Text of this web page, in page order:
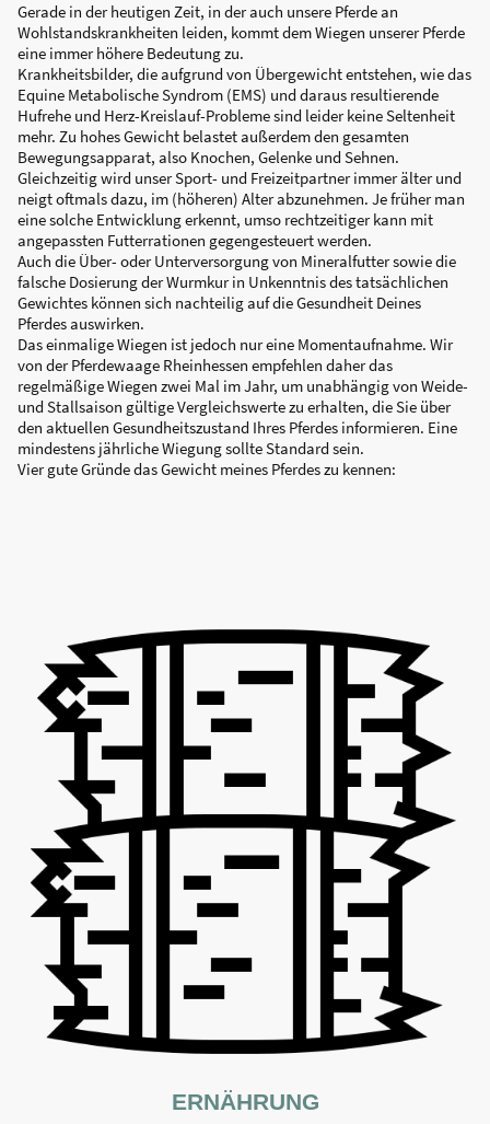
Gerade in der heutigen Zeit, in der auch unsere Pferde an
Wohlstandskrankheiten leiden, kommt dem Wiegen unserer Pferde
eine immer höhere Bedeutung zu.
Krankheitsbilder, die aufgrund von Übergewicht entstehen, wie das
Equine Metabolische Syndrom (EMS) und daraus resultierende
Hufrehe und Herz-Kreislauf-Probleme sind leider keine Seltenheit
mehr. Zu hohes Gewicht belastet außerdem den gesamten
Bewegungsapparat, also Knochen, Gelenke und Sehnen.
Gleichzeitig wird unser Sport- und Freizeitpartner immer älter und
neigt oftmals dazu, im (höheren) Alter abzunehmen. Je früher man
eine solche Entwicklung erkennt, umso rechtzeitiger kann mit
angepassten Futterrationen gegengesteuert werden.
Auch die Über- oder Unterversorgung von Mineralfutter sowie die
falsche Dosierung der Wurmkur in Unkenntnis des tatsächlichen
Gewichtes können sich nachteilig auf die Gesundheit Deines
Pferdes auswirken.
Das einmalige Wiegen ist jedoch nur eine Momentaufnahme. Wir
von der Pferdewaage Rheinhessen empfehlen daher das
regelmäßige Wiegen zwei Mal im Jahr, um unabhängig von Weide-
und Stallsaison gültige Vergleichswerte zu erhalten, die Sie über
den aktuellen Gesundheitszustand Ihres Pferdes informieren. Eine
mindestens jährliche Wiegung sollte Standard sein.
Vier gute Gründe das Gewicht meines Pferdes zu kennen:
ERNÄHRUNG